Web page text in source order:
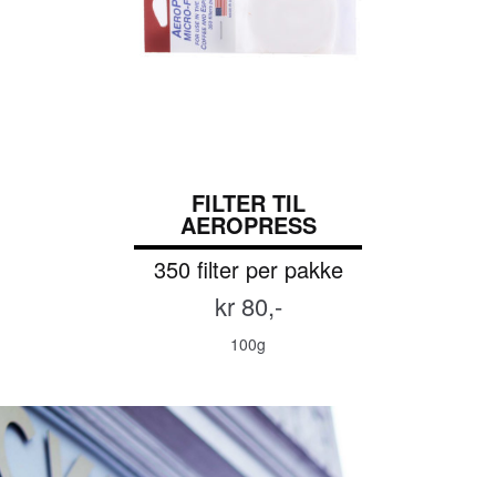
FILTER TIL
AEROPRESS
350 filter per pakke
kr 80,-
100g